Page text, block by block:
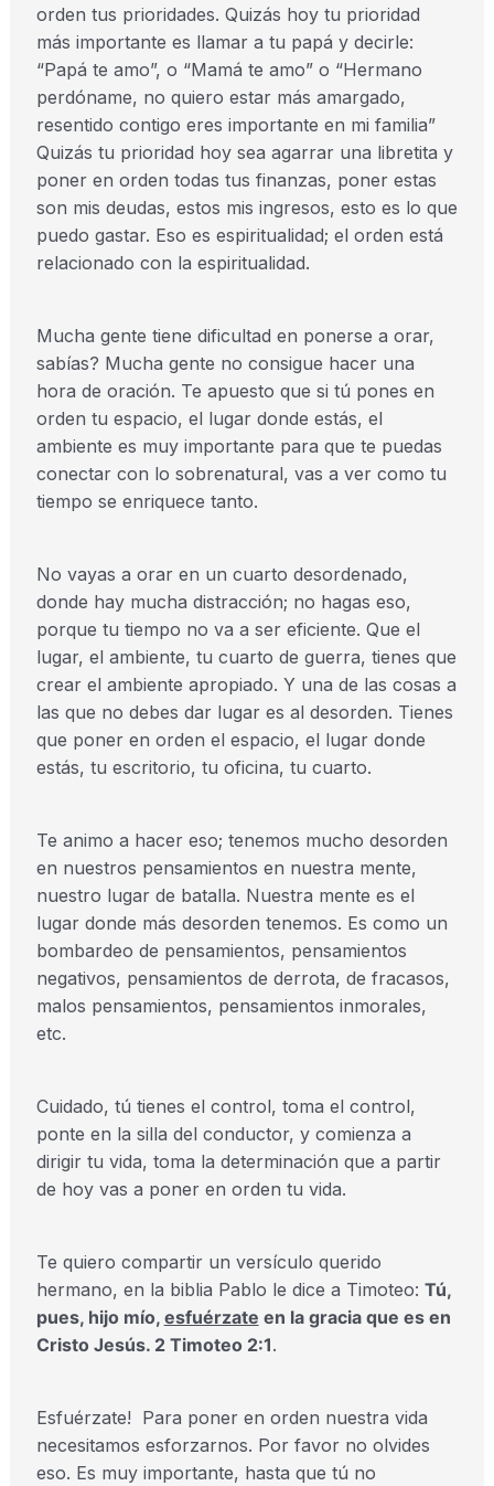
orden tus prioridades. Quizás hoy tu prioridad
más importante es llamar a tu papá y decirle:
“Papá te amo”, o “Mamá te amo” o “Hermano
perdóname, no quiero estar más amargado,
resentido contigo eres importante en mi familia”
Quizás tu prioridad hoy sea agarrar una libretita y
poner en orden todas tus finanzas, poner estas
son mis deudas, estos mis ingresos, esto es lo que
puedo gastar. Eso es espiritualidad; el orden está
relacionado con la espiritualidad.
Mucha gente tiene dificultad en ponerse a orar,
sabías? Mucha gente no consigue hacer una
hora de oración. Te apuesto que si tú pones en
orden tu espacio, el lugar donde estás, el
ambiente es muy importante para que te puedas
conectar con lo sobrenatural, vas a ver como tu
tiempo se enriquece tanto.
No vayas a orar en un cuarto desordenado,
donde hay mucha distracción; no hagas eso,
porque tu tiempo no va a ser eficiente. Que el
lugar, el ambiente, tu cuarto de guerra, tienes que
crear el ambiente apropiado. Y una de las cosas a
las que no debes dar lugar es al desorden. Tienes
que poner en orden el espacio, el lugar donde
estás, tu escritorio, tu oficina, tu cuarto.
Te animo a hacer eso; tenemos mucho desorden
en nuestros pensamientos en nuestra mente,
nuestro lugar de batalla. Nuestra mente es el
lugar donde más desorden tenemos. Es como un
bombardeo de pensamientos, pensamientos
negativos, pensamientos de derrota, de fracasos,
malos pensamientos, pensamientos inmorales,
etc.
Cuidado, tú tienes el control, toma el control,
ponte en la silla del conductor, y comienza a
dirigir tu vida, toma la determinación que a partir
de hoy vas a poner en orden tu vida.
Te quiero compartir un versículo querido
hermano, en la biblia Pablo le dice a Timoteo: Tú,
pues, hijo mío, esfuérzate en la gracia que es en
Cristo Jesús. 2 Timoteo 2:1.
Esfuérzate! Para poner en orden nuestra vida
necesitamos esforzarnos. Por favor no olvides
eso. Es muy importante, hasta que tú no